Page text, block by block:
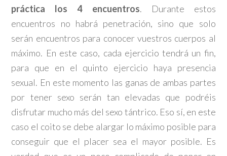
práctica los 4 encuentros. Durante estos
encuentros no habrá penetración, sino que solo
serán encuentros para conocer vuestros cuerpos al
máximo. En este caso, cada ejercicio tendrá un fin,
para que en el quinto ejercicio haya presencia
sexual. En este momento las ganas de ambas partes
por tener sexo serán tan elevadas que podréis
disfrutar mucho más del sexo tántrico. Eso sí, en este
caso el coito se debe alargar lo máximo posible para
conseguir que el placer sea el mayor posible. Es